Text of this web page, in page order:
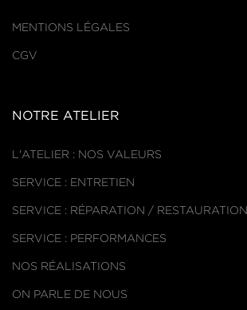
MENTIONS LÉGALES
CGV
NOTRE ATELIER
L'ATELIER : NOS VALEURS
SERVICE : ENTRETIEN
SERVICE : RÉPARATION / RESTAURATION
SERVICE : PERFORMANCES
NOS RÉALISATIONS
ON PARLE DE NOUS